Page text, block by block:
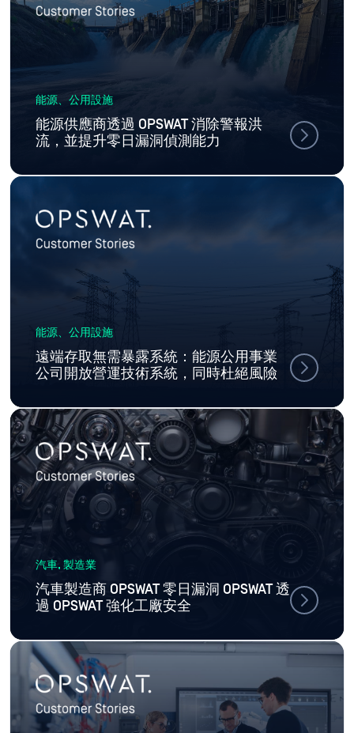
能源、公用設施
能源供應商透過 OPSWAT 消除警報洪
流，並提升零日漏洞偵測能力
能源、公用設施
遠端存取無需暴露系統：能源公用事業
公司開放營運技術系統，同時杜絕風險
汽車, 製造業
汽車製造商 OPSWAT 零日漏洞 OPSWAT 透
過 OPSWAT 強化工廠安全